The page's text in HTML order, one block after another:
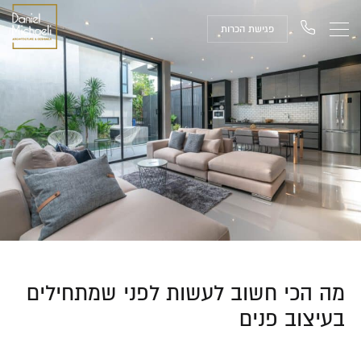
פגישת הכרות
מה הכי חשוב לעשות לפני שמתחילים
בעיצוב פנים